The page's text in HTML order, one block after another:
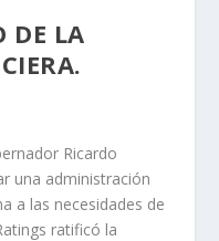
DE LA
Ricardo
una administración
a las necesidades de
ratificó la